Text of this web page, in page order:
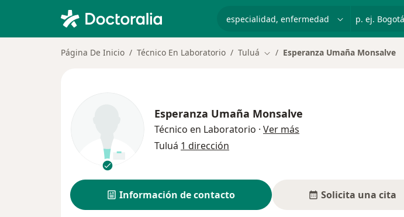
p. ej. Bogotá
Página De Inicio Técnico En Laboratorio Tuluá Cambiar de ciudad
Esperanza Umaña Monsalve
Esperanza Umaña Monsalve
Técnico en Laboratorio · Ver más
Tuluá 1 dirección
Información de contacto Solicita una cita